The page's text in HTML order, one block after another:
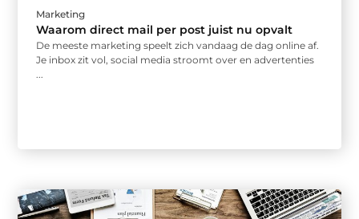
Marketing
Waarom direct mail per post juist nu opvalt
De meeste marketing speelt zich vandaag de dag online af.
Je inbox zit vol, social media stroomt over en advertenties
...